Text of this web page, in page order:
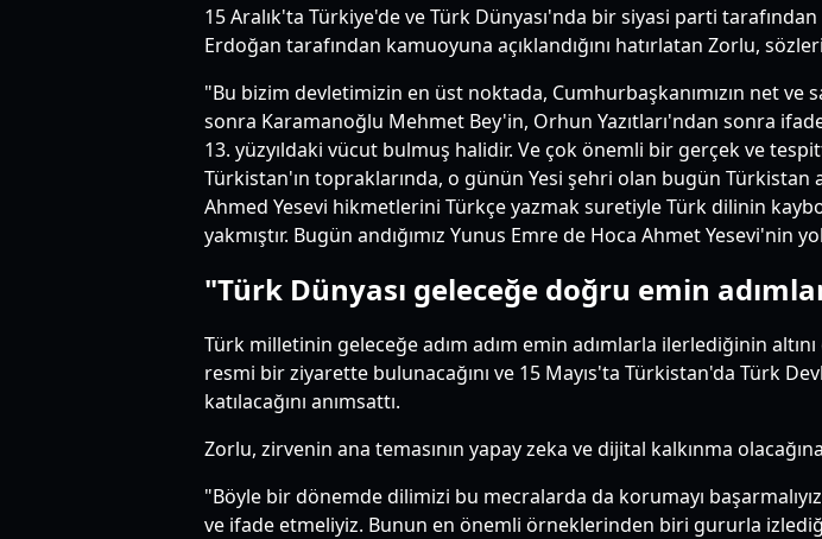
15 Aralık'ta Türkiye'de ve Türk Dünyası'nda bir siyasi parti
Erdoğan tarafından kamuoyuna açıklandığını hatırlatan Zorlu,
"Bu bizim devletimizin en üst noktada, Cumhurbaşkanımızın net ve
sonra Karamanoğlu Mehmet Bey'in, Orhun Yazıtları'ndan sonra
13. yüzyıldaki vücut bulmuş halidir. Ve çok önemli bir gerçek ve
Türkistan'ın topraklarında, o günün Yesi şehri olan bugün Türkistan
Ahmed Yesevi hikmetlerini Türkçe yazmak suretiyle Türk dilinin
yakmıştır. Bugün andığımız Yunus Emre de Hoca Ahmet
"Türk Dünyası geleceğe doğru emin
Türk milletinin geleceğe adım adım emin adımlarla ilerlediğinin
resmi bir ziyarette bulunacağını ve 15 Mayıs'ta Türkistan'da Türk
katılacağını anımsattı.
Zorlu, zirvenin ana temasının yapay zeka ve dijital kalkınma
"Böyle bir dönemde dilimizi bu mecralarda da korumayı
ve ifade etmeliyiz. Bunun en önemli örneklerinden biri gururla